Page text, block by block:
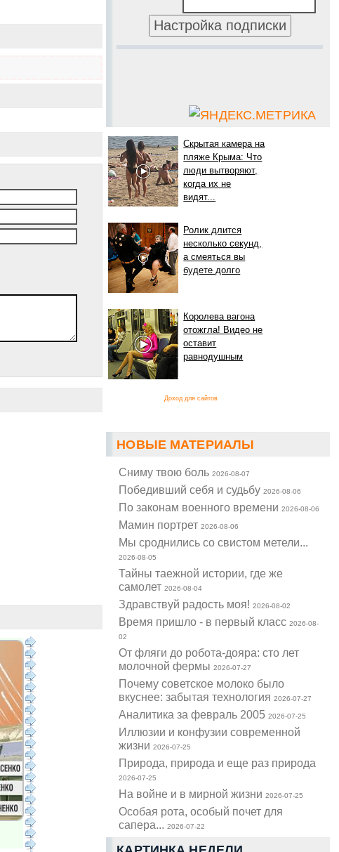
Скрытая камера на
пляже Крыма: Что
люди вытворяют,
когда их не
видят...
Ролик длится
несколько секунд,
а смеяться вы
будете долго
Королева вагона
отожгла! Видео не
оставит
равнодушным
Доход для сайтов
НОВЫЕ МАТЕРИАЛЫ
Cниму твою боль2026-08-07
Победивший себя и судьбу2026-08-06
По законам военного времени2026-08-06
Мамин портрет2026-08-06
Мы сроднились со свистом метели...
2026-08-05
Тайны таежной истории, где же
самолет2026-08-04
Здравствуй радость моя!2026-08-02
Время пришло - в первый класс2026-08-
02
От фляги до робота-дояра: сто лет
молочной фермы2026-07-27
Почему советское молоко было
вкуснее: забытая технология2026-07-27
Аналитика за февраль 20052026-07-25
Иллюзии и конфузии современной
жизни2026-07-25
Природа, природа и еще раз природа
2026-07-25
На войне и в мирной жизни2026-07-25
Особая рота, особый почет для
сапера...2026-07-22